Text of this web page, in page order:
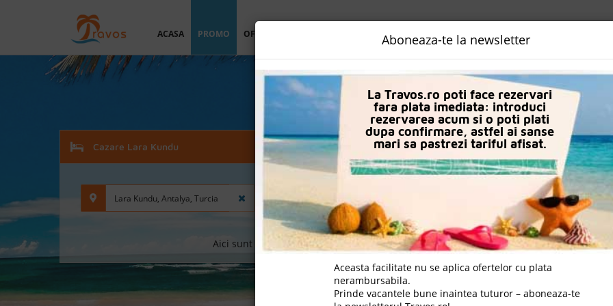
ACASA PROMO OFERTA PERSONALIZATA DESTINATII LOGIN
Cazare Lara Kundu
Daca doresti sa cauti cazare +
avion apasa aici!
Aici sunt afisate doar hoteluri din Lara Kundu, Antalya, Turcia.Daca doresti sa cauti
Aboneaza-te la newsletter
La Travos.ro poti face rezervari
fara plata imediata: introduci
rezervarea acum si o poti plati
dupa confirmare, astfel ai sanse
mari sa pastrezi tariful afisat.
Aceasta facilitate nu se aplica ofertelor cu plata
nerambursabila.
Prinde vacantele bune inaintea tuturor – aboneaza-te